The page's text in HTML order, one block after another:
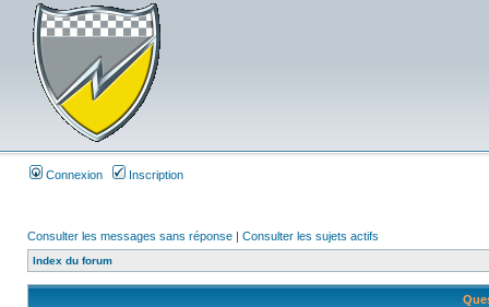
Connexion Inscription
Consulter les messages sans réponse | Consulter les sujets actifs
Index du forum